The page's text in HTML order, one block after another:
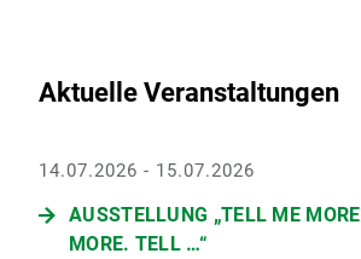
Aktuelle Veranstaltungen
14.07.2026 - 15.07.2026
AUSSTELLUNG „TELL ME
MORE. TELL …“